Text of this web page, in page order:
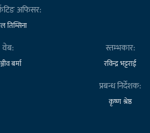
अफिसर:
तिम्सिना
वेब:
बर्मा
स्तम्भकार:
रविन्द्र भट्टराई
प्रबन्ध निर्देशक:
कृष्ण श्रेष्ठ